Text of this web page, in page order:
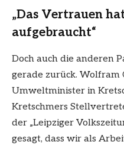
„Das Vertrauen
aufgebraucht“
Doch auch die anderen
gerade zurück. Wolfram
Umweltminister in
Kretschmers
der „Leipziger
gesagt, dass wir als